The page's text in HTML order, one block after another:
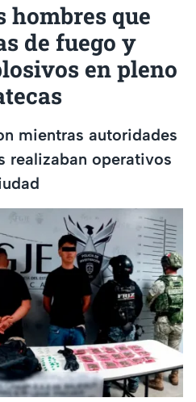
hombres que
de fuego y
en pleno
mientras autoridades
realizaban operativos